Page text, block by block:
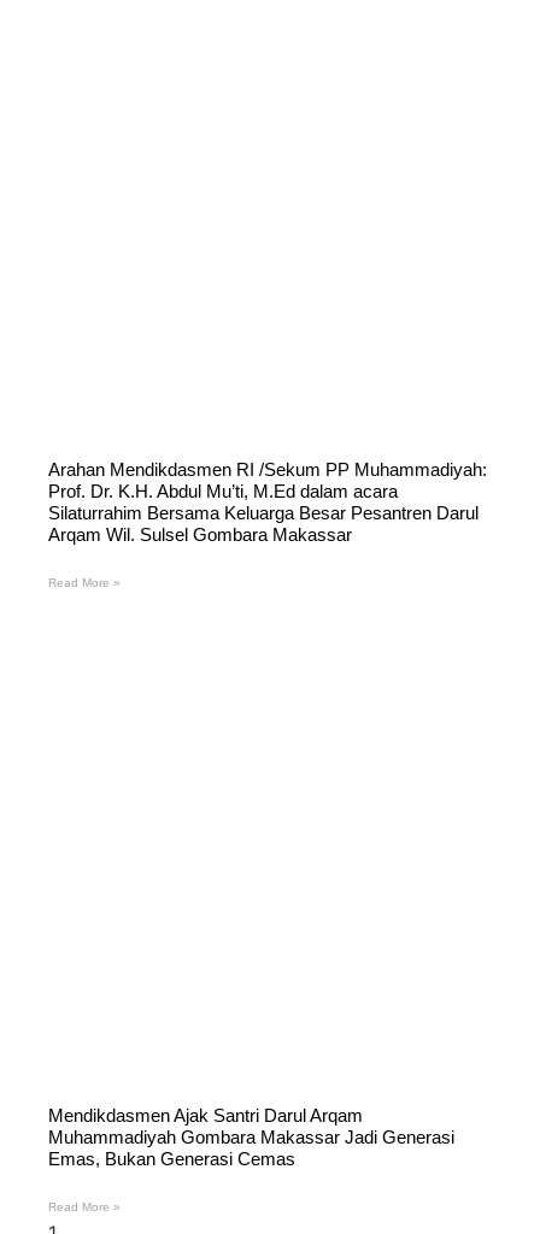
Arahan Mendikdasmen RI /Sekum PP Muhammadiyah:
Prof. Dr. K.H. Abdul Mu’ti, M.Ed dalam acara
Silaturrahim Bersama Keluarga Besar Pesantren Darul
Arqam Wil. Sulsel Gombara Makassar
Read More »
Mendikdasmen Ajak Santri Darul Arqam
Muhammadiyah Gombara Makassar Jadi Generasi
Emas, Bukan Generasi Cemas
Read More »